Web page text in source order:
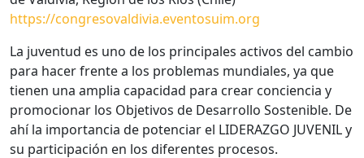
https://congresovaldivia.eventosuim.org
La juventud es uno de los principales activos del cambio
para hacer frente a los problemas mundiales, ya que
tienen una amplia capacidad para crear conciencia y
promocionar los Objetivos de Desarrollo Sostenible. De
ahí la importancia de potenciar el LIDERAZGO JUVENIL y
su participación en los diferentes procesos.